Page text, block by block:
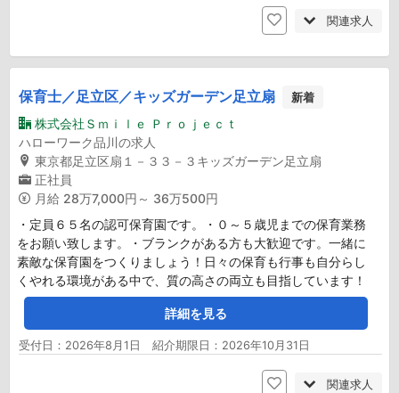
関連求人
保育士／足立区／キッズガーデン足立扇 新着
株式会社Ｓｍｉｌｅ Ｐｒｏｊｅｃｔ
ハローワーク品川の求人
東京都足立区扇１－３３－３キッズガーデン足立扇
正社員
月給 28万7,000円～ 36万500円
・定員６５名の認可保育園です。・０～５歳児までの保育業務
をお願い致します。・ブランクがある方も大歓迎です。一緒に
素敵な保育園をつくりましょう！日々の保育も行事も自分らし
くやれる環境がある中で、質の高さの両立も目指しています！
詳細を見る
受付日：2026年8月1日 紹介期限日：2026年10月31日
関連求人